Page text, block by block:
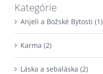
Kategórie
Anjeli a Božské Bytosti (1)
Karma (2)
Láska a sebaláska (2)